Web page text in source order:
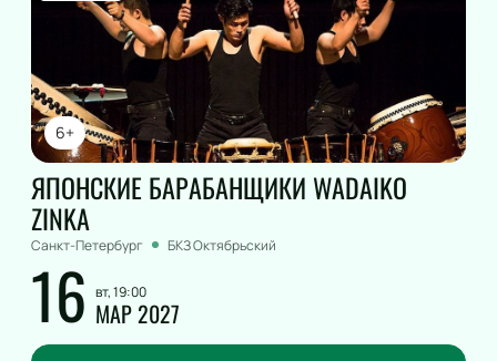
6+
ЯПОНСКИЕ БАРАБАНЩИКИ WADAIKO
ZINKA
Санкт-Петербург БКЗ Октябрьский
16 вт, 19:00
МАР 2027